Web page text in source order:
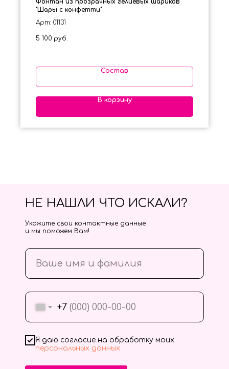
"Шары с конфетти"
Арт: 01131
5 100 руб.
Состав
В корзину
+7
Я даю согласие на обработку моих
персональных данных
НЕ НАШЛИ ЧТО ИСКАЛИ?
Укажите свои контактные данные
и мы поможем Вам!